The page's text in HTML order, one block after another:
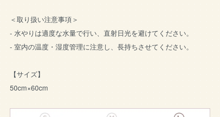
＜取り扱い注意事項＞
- 水やりは適度な水量で行い、直射日光を避けてください。
- 室内の温度・湿度管理に注意し、長持ちさせてください。
【サイズ】
50cm×60cm